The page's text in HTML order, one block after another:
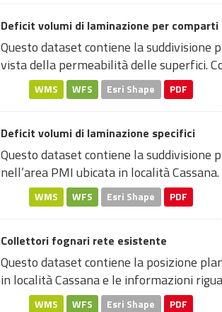
Deficit volumi di laminazione per comparti
Questo dataset contiene la suddivisione
vista della permeabilità delle superfici.
WMS WFS Esri Shape PDF
Deficit volumi di laminazione specifici
Questo dataset contiene la
nell’area PMI ubicata in località
WMS WFS Esri Shape PDF
Collettori fognari rete esistente
Questo dataset contiene la posizione
in località Cassana e le informazioni
WMS WFS Esri Shape PDF